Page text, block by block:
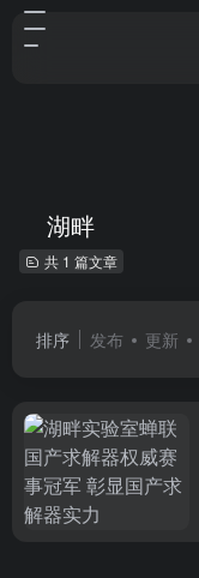
湖畔
共 1 篇文章
排序 发布 更新